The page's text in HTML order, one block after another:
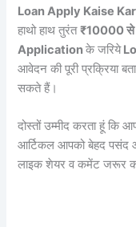
Loan Apply Kaise
हाथो हाथ तुरंत₹10000 से
Applicationके जरिये
आवेदन की पूरी प्रक्रिया
सकते हैं।
दोस्तों उम्मीद करता हूं कि
आर्टिकल आपको बेहद पसंद
लाइक शेयर व कमेंट जरूर